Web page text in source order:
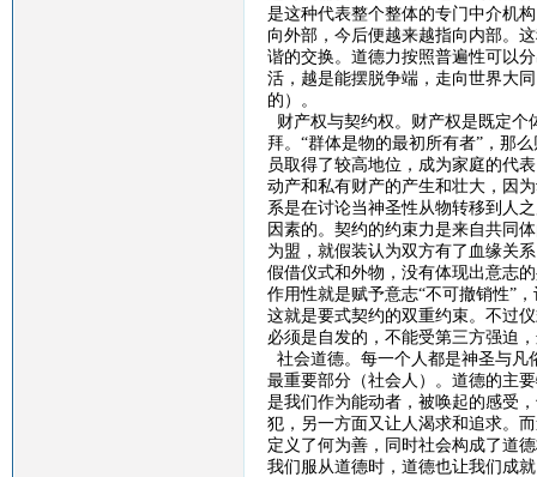
是这种代表整个整体的专门中介机
向外部，今后便越来越指向内部。
谐的交换。道德力按照普遍性可以
活，越是能摆脱争端，走向世界大
的）。
财产权与契约权。财产权是既定个
拜。 “群体是物的最初所有者”，那
员取得了较高地位，成为家庭的代
动产和私有财产的产生和壮大，因
系是在讨论当神圣性从物转移到人
因素的。契约的约束力是来自共同
为盟，就假装认为双方有了血缘关
假借仪式和外物，没有体现出意志
作用性就是赋予意志“不可撤销性”
这就是要式契约的双重约束。不过
必须是自发的，不能受第三方强迫
社会道德。每一个人都是神圣与凡
最重要部分（社会人）。道德的主
是我们作为能动者，被唤起的感受
犯，另一方面又让人渴求和追求。
定义了何为善，同时社会构成了道
我们服从道德时，道德也让我们成